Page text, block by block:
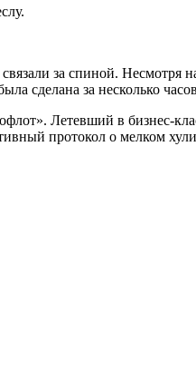
за спиной.
сделана за несколько
Летевший в бизнес-
протокол о мелком